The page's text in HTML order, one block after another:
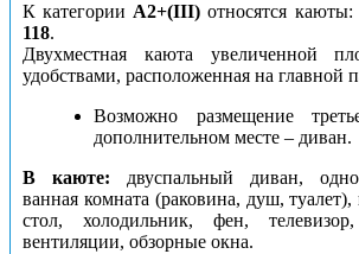
К категорииА2+(III) относятся каюты:
118.
Двухместная каюта увеличенной
удобствами, расположенная на главной
Возможно размещение
дополнительном месте – диван.
В каюте: двуспальный диван,
ванная комната (раковина, душ,
стол, холодильник, фен,
вентиляции, обзорные окна.